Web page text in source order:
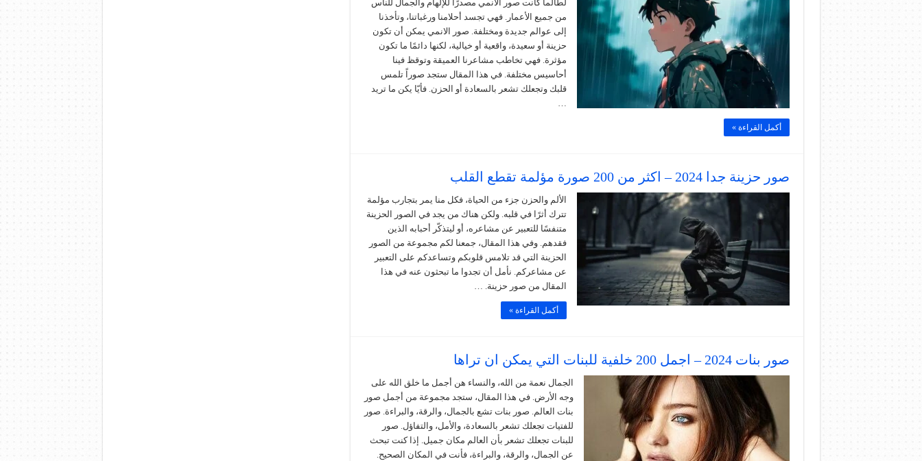
لطالما كانت صور الانمي مصدرًا للإلهام والجمال للناس
من جميع الأعمار. فهي تجسد أحلامنا ورغباتنا، وتأخذنا
إلى عوالم جديدة ومختلفة. صور الانمي يمكن أن تكون
حزينة أو سعيدة، واقعية أو خيالية، لكنها دائمًا ما تكون
مؤثرة. فهي تخاطب مشاعرنا العميقة وتوقظ فينا
أحاسيس مختلفة. في هذا المقال ستجد صوراً تلمس
قلبك وتجعلك تشعر بالسعادة أو الحزن. فأيّا يكن ما تريد
…
أكمل القراءة »
صور حزينة جدا 2024 – اكثر من 200 صورة مؤلمة تقطع القلب
الألم والحزن جزء من الحياة، فكل منا يمر بتجارب مؤلمة
تترك أثرًا في قلبه. ولكن هناك من يجد في الصور الحزينة
متنفسًا للتعبير عن مشاعره، أو ليتذكّر أحبابه الذين
فقدهم. وفي هذا المقال، جمعنا لكم مجموعة من الصور
الحزينة التي قد تلامس قلوبكم وتساعدكم على التعبير
عن مشاعركم. نأمل أن تجدوا ما تبحثون عنه في هذا
المقال من صور حزينة. …
أكمل القراءة »
صور بنات 2024 – اجمل 200 خلفية للبنات التي يمكن ان تراها
الجمال نعمة من الله، والنساء هن أجمل ما خلق الله على
وجه الأرض. في هذا المقال، ستجد مجموعة من أجمل صور
بنات العالم. صور بنات تشع بالجمال، والرقة، والبراءة. صور
للفتيات تجعلك تشعر بالسعادة، والأمل، والتفاؤل. صور
للبنات تجعلك تشعر بأن العالم مكان جميل. إذا كنت تبحث
عن الجمال، والرقة، والبراءة، فأنت في المكان الصحيح.